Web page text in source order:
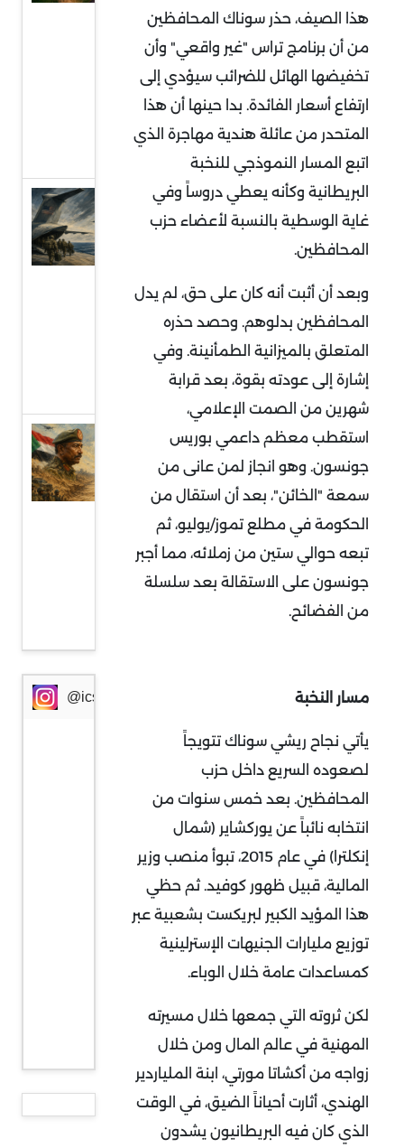
هذا الصيف، حذر سوناك المحافظين
من أن برنامج تراس "غير واقعي" وأن
تخفيضها الهائل للضرائب سيؤدي إلى
ارتفاع أسعار الفائدة. بدا حينها أن هذا
المتحدر من عائلة هندية مهاجرة الذي
اتبع المسار النموذجي للنخبة
البريطانية وكأنه يعطي دروساً وفي
غاية الوسطية بالنسبة لأعضاء حزب
المحافظين.
وبعد أن أثبت أنه كان على حق، لم يدل
المحافظين بدلوهم. وحصد حذره
المتعلق بالميزانية الطمأنينة. وفي
إشارة إلى عودته بقوة، بعد قرابة
شهرين من الصمت الإعلامي،
استقطب معظم داعمي بوريس
جونسون. وهو انجاز لمن عانى من
سمعة "الخائن"، بعد أن استقال من
الحكومة في مطلع تموز/يوليو، ثم
تبعه حوالي ستين من زملائه، مما أجبر
جونسون على الاستقالة بعد سلسلة
من الفضائح.
مسار النخبة
يأتي نجاح ريشي سوناك تتويجاً
لصعوده السريع داخل حزب
المحافظين. بعد خمس سنوات من
انتخابه نائباً عن يوركشاير (شمال
إنكلترا) في عام 2015، تبوأ منصب وزير
المالية، قبيل ظهور كوفيد. ثم حظي
هذا المؤيد الكبير لبريكست بشعبية عبر
توزيع مليارات الجنيهات الإسترلينية
كمساعدات عامة خلال الوباء.
لكن ثروته التي جمعها خلال مسيرته
المهنية في عالم المال ومن خلال
زواجه من أكشاتا مورتي، ابنة الملياردير
الهندي، أثارت أحياناً الضيق، في الوقت
الذي كان فيه البريطانيون يشدون
الإيراني:
معركة
النفوذ
على
البحر
قراءة
في
سحب
أميركية
من
أوروبا
السودان
وإثيوبيا:
جبهة
مواجهة
جديدة
في
@icssresearch